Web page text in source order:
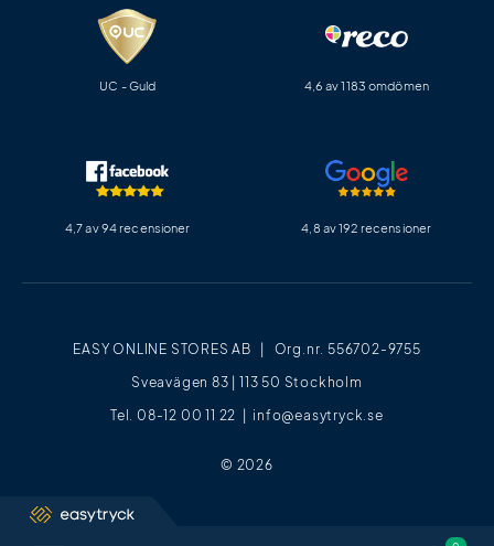
EASY ONLINE STORES AB | Org.nr. 556702-9755
Sveavägen 83 | 113 50 Stockholm
Tel. 08-12 00 11 22 | info@easytryck.se
© 2026
UC - Guld 4,6 av 1183 omdömen
4,7 av 94 recensioner 4,8 av 192 recensioner